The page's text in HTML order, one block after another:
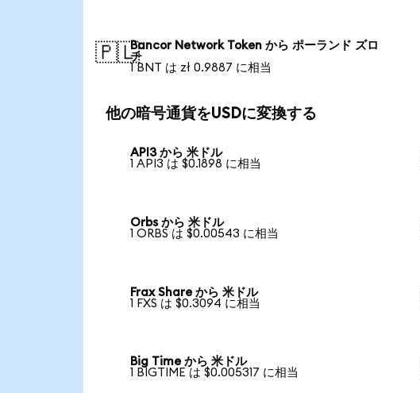
🇵🇱Bancor Network Token から ポーランド ズロ
チ
1 BNT は zł 0.9887 に相当
他の暗号通貨をUSDに変換する
API3 から 米ドル
1 API3 は $0.1898 に相当
Orbs から 米ドル
1 ORBS は $0.00543 に相当
Frax Share から 米ドル
1 FXS は $0.3094 に相当
Big Time から 米ドル
1 BIGTIME は $0.005317 に相当